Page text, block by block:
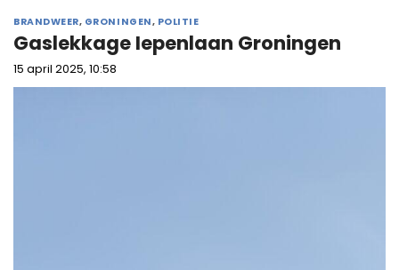
BRANDWEER, GRONINGEN, POLITIE
Gaslekkage Iepenlaan Groningen
15 april 2025, 10:58